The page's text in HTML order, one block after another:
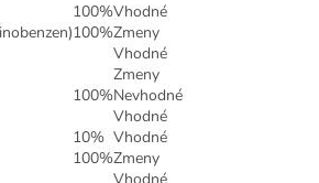
100%Vhodné
100%Zmeny
Vhodné
Zmeny
100%Nevhodné
Vhodné
10% Vhodné
100%Zmeny